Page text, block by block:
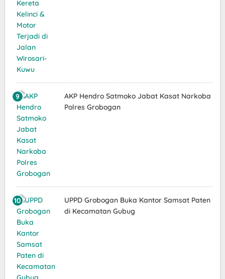
AKP Hendro Satmoko Jabat Kasat Narkoba
Polres Grobogan
UPPD Grobogan Buka Kantor Samsat Paten
di Kecamatan Gubug